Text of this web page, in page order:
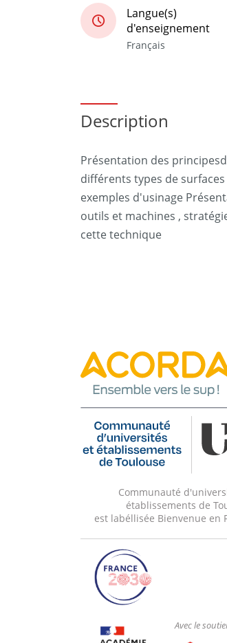
Langue(s)
d'enseignement
Français
Description
Présentation des
différents types de
exemples d'usinage
outils et machines ,
cette technique
Communauté
établissements de
est labéllisée Bienvenue en
Avec le